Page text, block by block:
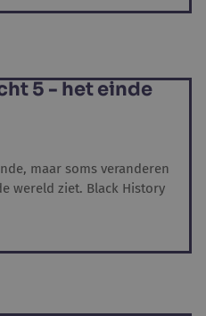
5 - het einde
maar soms veranderen
wereld ziet. Black History